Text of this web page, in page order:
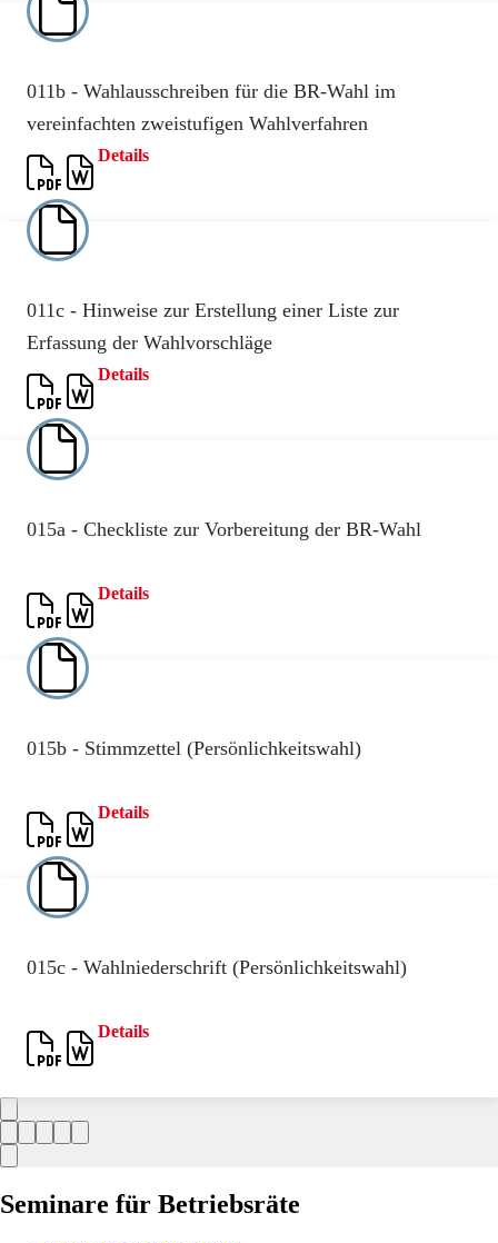
011b - Wahlausschreiben für die BR-Wahl im
vereinfachten zweistufigen Wahlverfahren
Details
011c - Hinweise zur Erstellung einer Liste zur
Erfassung der Wahlvorschläge
Details
015a - Checkliste zur Vorbereitung der BR-Wahl
Details
015b - Stimmzettel (Persönlichkeitswahl)
Details
015c - Wahlniederschrift (Persönlichkeitswahl)
Details
Seminare für Betriebsräte